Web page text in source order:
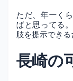
ただ、年一く
ばと思ってる
肢を提示できる
長崎の